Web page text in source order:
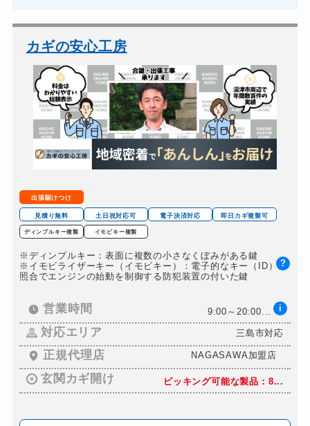
バイクカギ開け
バイクカギ作成 16,500円～(税込)
スーツケースカギ開け 8,800円～(税込)
金庫カギ開け 14,300円～(税込)
金庫カギ交換 11,000円～(税込)
ロッカーカギ開け
ドアノブカギ開け
ドアノブカギ作成 8,800円～(税込)
ドアノブカギ交換
カギの安心工房
出張駆けつけ
見積り無料 土日祝対応可 電子決済対応 即日カギ複製可
ディンプルキー複製 イモビキー複製
※ディンプルキー：表面に複数の小さなくぼみがある鍵
※イモビライザーキー（イモビキー）：電子的なキー（ID）の
照合でエンジンの始動を制御する防犯装置の付いた鍵
営業時間 9:00～20:00... i
対応エリア 三島市対応
正規代理店 NAGASAWA加盟店
?
玄関カギ開け ピッキング可能な製品：8...